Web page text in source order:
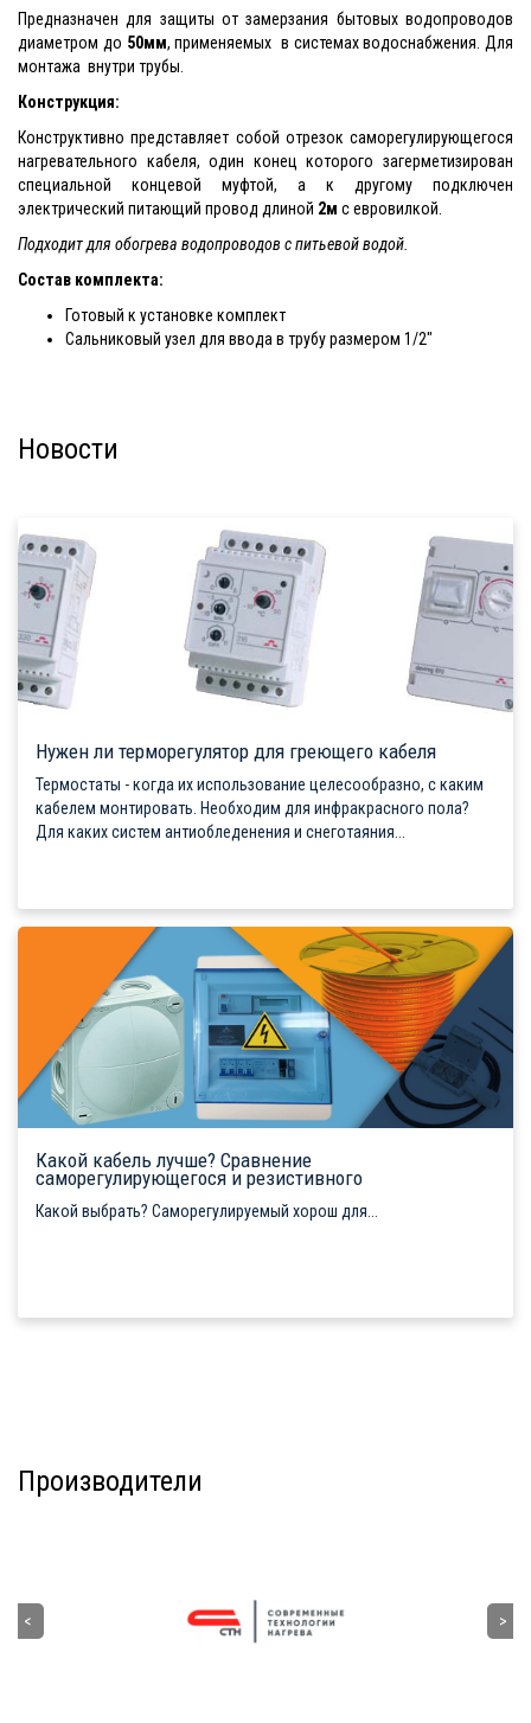
Предназначен для защиты от замерзания бытовых водопроводов
диаметром до 50мм, применяемых в системах водоснабжения. Для
монтажа внутри трубы.
Конструкция:
Конструктивно представляет собой отрезок саморегулирующегося
нагревательного кабеля, один конец которого загерметизирован
специальной концевой муфтой, а к другому подключен
электрический питающий провод длиной 2м с евровилкой.
Подходит для обогрева водопроводов с питьевой водой.
Состав комплекта:
Готовый к установке комплект
Сальниковый узел для ввода в трубу размером 1/2"
Новости
Нужен ли терморегулятор для греющего кабеля
Термостаты - когда их использование целесообразно, с каким
кабелем монтировать. Необходим для инфракрасного пола?
Для каких систем антиобледенения и снеготаяния...
Какой кабель лучше? Сравнение
саморегулирующегося и резистивного
Какой выбрать? Саморегулируемый хорош для...
Производители